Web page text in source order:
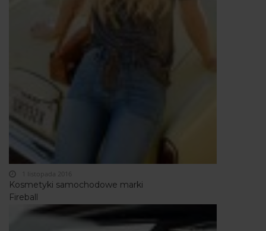
Kosmetyki samochodowe marki
Fireball
1 listopada 2016